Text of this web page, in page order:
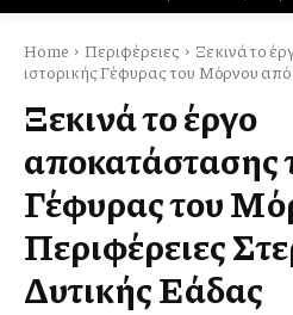
Home Περιφέρειες
Ξεκινά το
ιστορικής Γέφυρας του Μόρνου από
Ξεκινά το έργο
αποκατάστασης
Γέφυρας του
Περιφέρειες
Δυτικής Ελλάδας